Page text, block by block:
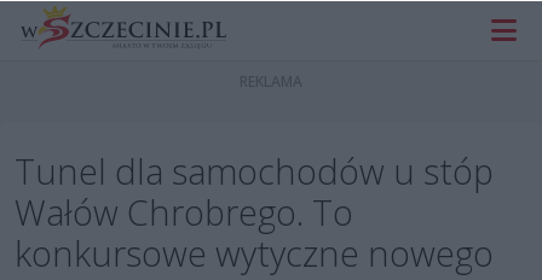
Tunel dla samochodów u stóp
Wałów Chrobrego. To
konkursowe wytyczne nowego